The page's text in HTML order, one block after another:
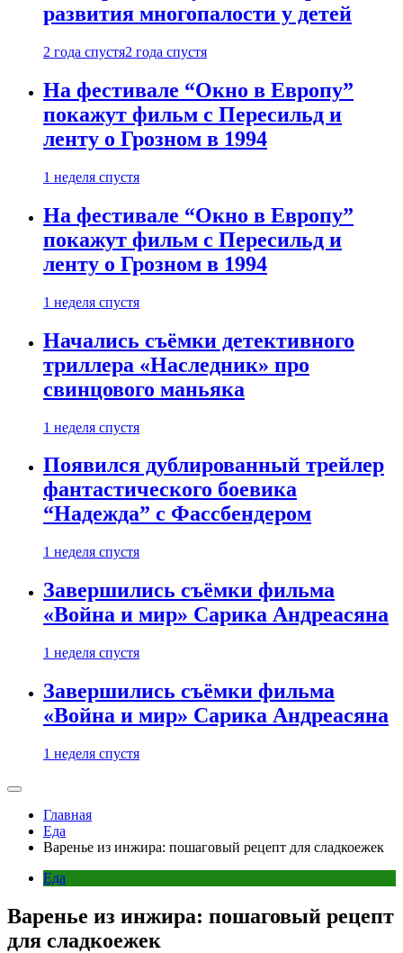
развития многопалости у детей
2 года спустя2 года спустя
На фестивале “Окно в Европу”
покажут фильм с Пересильд и
ленту о Грозном в 1994
1 неделя спустя
На фестивале “Окно в Европу”
покажут фильм с Пересильд и
ленту о Грозном в 1994
1 неделя спустя
Начались съёмки детективного
триллера «Наследник» про
свинцового маньяка
1 неделя спустя
Появился дублированный трейлер
фантастического боевика
“Надежда” с Фассбендером
1 неделя спустя
Завершились съёмки фильма
«Война и мир» Сарика Андреасяна
1 неделя спустя
Завершились съёмки фильма
«Война и мир» Сарика Андреасяна
1 неделя спустя
Главная
Еда
Варенье из инжира: пошаговый рецепт для сладкоежек
Еда
Варенье из инжира: пошаговый рецепт
для сладкоежек